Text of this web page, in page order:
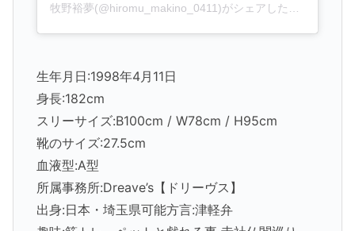
生年月日:1998年4月11日
身長:182cm
スリーサイズ:B100cm / W78cm / H95cm
靴のサイズ:27.5cm
血液型:A型
所属事務所:Dreave’s【ドリーヴス】
出身:日本・埼玉県可能方言:津軽弁